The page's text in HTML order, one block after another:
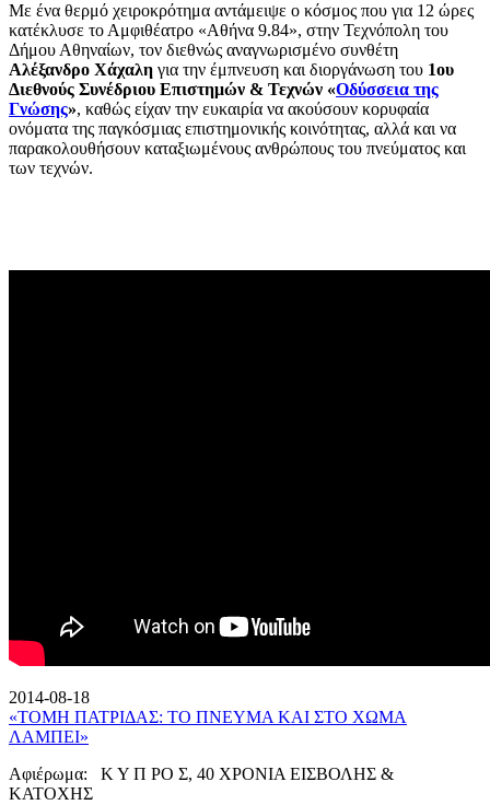
Με ένα θερμό χειροκρότημα αντάμειψε ο κόσμος που για 12 ώρες
κατέκλυσε το Αμφιθέατρο «Αθήνα 9.84», στην Τεχνόπολη του
Δήμου Αθηναίων, τον διεθνώς αναγνωρισμένο συνθέτη
Αλέξανδρο Χάχαλη για την έμπνευση και διοργάνωση του 1ου
Διεθνούς Συνέδριου Επιστημών & Τεχνών «Οδύσσεια της
Γνώσης», καθώς είχαν την ευκαιρία να ακούσουν κορυφαία
ονόματα της παγκόσμιας επιστημονικής κοινότητας, αλλά και να
παρακολουθήσουν καταξιωμένους ανθρώπους του πνεύματος και
των τεχνών.
2014-08-18
«ΤΟΜΗ ΠΑΤΡΙΔΑΣ: ΤΟ ΠΝΕΥΜΑ ΚΑΙ ΣΤΟ ΧΩΜΑ
ΛΑΜΠΕΙ»
Αφιέρωμα: Κ Υ Π ΡΟ Σ, 40 ΧΡΟΝΙΑ ΕΙΣΒΟΛΗΣ &
ΚΑΤΟΧΗΣ